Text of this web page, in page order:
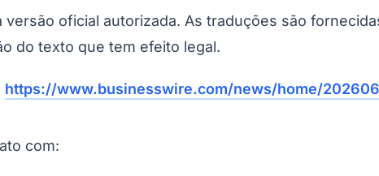
oficial autorizada. As traduções são
do texto que tem efeito legal.
https://www.businesswire.com/news/home/
com: